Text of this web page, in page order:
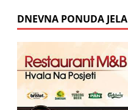
DNEVNA PONUDA JELA